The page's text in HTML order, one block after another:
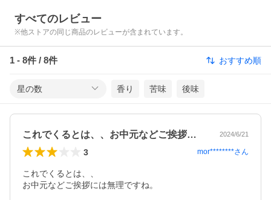
すべてのレビュー
※他ストアの同じ商品のレビューが含まれています。
1 - 8件 / 8件 おすすめ順
星の数 香り 苦味 後味
これでくるとは、、お中元などご挨拶には… 2024/6/21
3 mor********さん
これでくるとは、、
お中元などご挨拶には無理ですね。